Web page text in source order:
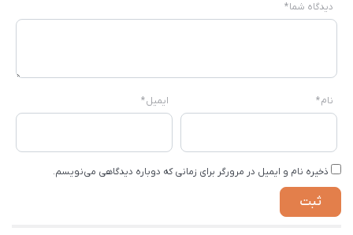
دیدگاه شما*
نام* ایمیل*
ذخیره نام و ایمیل در مرورگر برای زمانی که دوباره دیدگاهی می‌نویسم.